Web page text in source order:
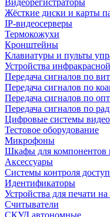
Видеорегистраторы
Жёсткие диски и карты
IP-видеосерверы
Термокожухи
Кронштейны
Клавиатуры и пульты
Устройства
Передача сигналов по
Передача сигналов по
Передача сигналов по
Передача сигналов по
Цифровые системы
Тестовое оборудование
Микрофоны
Шкафы для компонентов
Аксессуары
Системы контроля
Идентификаторы
Устройства для печати
Считыватели
СКУД автономные